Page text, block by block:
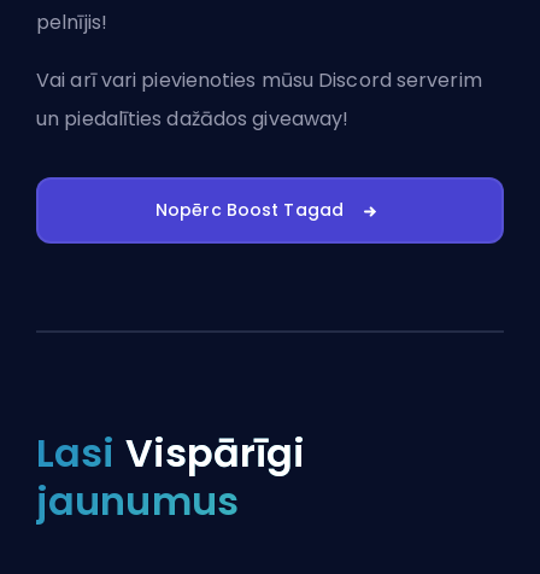
pelnījis!
Vai arī vari pievienoties mūsu Discord serverim
un piedalīties dažādos giveaway!
Nopērc Boost Tagad
Lasi Vispārīgi
jaunumus